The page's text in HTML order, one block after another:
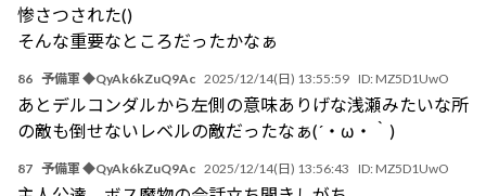
惨さつされた()
そんな重要なところだったかなぁ
86 予備軍 ◆QyAk6kZuQ9Ac 2025/12/14(日) 13:55:59 ID: MZ5D1UwO
あとデルコンダルから左側の意味ありげな浅瀬みたいな所
の敵も倒せないレベルの敵だったなぁ(´・ω・｀)
87 予備軍 ◆QyAk6kZuQ9Ac 2025/12/14(日) 13:56:43 ID: MZ5D1UwO